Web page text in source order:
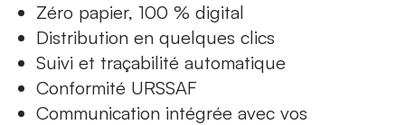
Zéro papier, 100 % digital
Distribution en quelques clics
Suivi et traçabilité automatique
Conformité URSSAF
Communication intégrée avec vos